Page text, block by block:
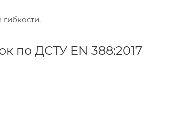
по ДСТУ EN 388:2017